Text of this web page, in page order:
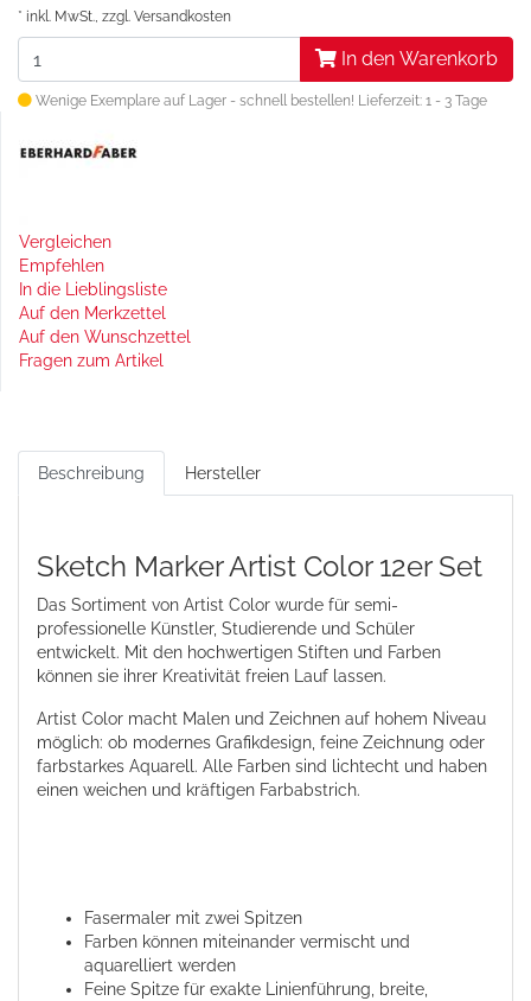
* inkl. MwSt., zzgl. Versandkosten
In den Warenkorb
Wenige Exemplare auf Lager - schnell bestellen! Lieferzeit: 1 - 3 Tage
Vergleichen
Empfehlen
In die Lieblingsliste
Auf den Merkzettel
Auf den Wunschzettel
Fragen zum Artikel
Beschreibung Hersteller
Sketch Marker Artist Color 12er Set
Das Sortiment von Artist Color wurde für semi-
professionelle Künstler, Studierende und Schüler
entwickelt. Mit den hochwertigen Stiften und Farben
können sie ihrer Kreativität freien Lauf lassen.
Artist Color macht Malen und Zeichnen auf hohem Niveau
möglich: ob modernes Grafikdesign, feine Zeichnung oder
farbstarkes Aquarell. Alle Farben sind lichtecht und haben
einen weichen und kräftigen Farbabstrich.
Fasermaler mit zwei Spitzen
Farben können miteinander vermischt und
aquarelliert werden
Feine Spitze für exakte Linienführung, breite,